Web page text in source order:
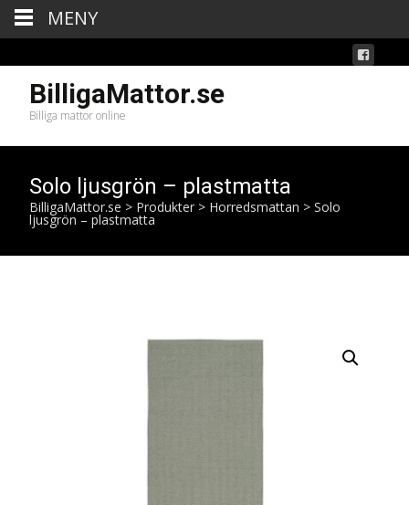
BilligaMattor.se
Billiga mattor online
Solo ljusgrön – plastmatta
BilligaMattor.se > Produkter > Horredsmattan > Solo
ljusgrön – plastmatta
MENY